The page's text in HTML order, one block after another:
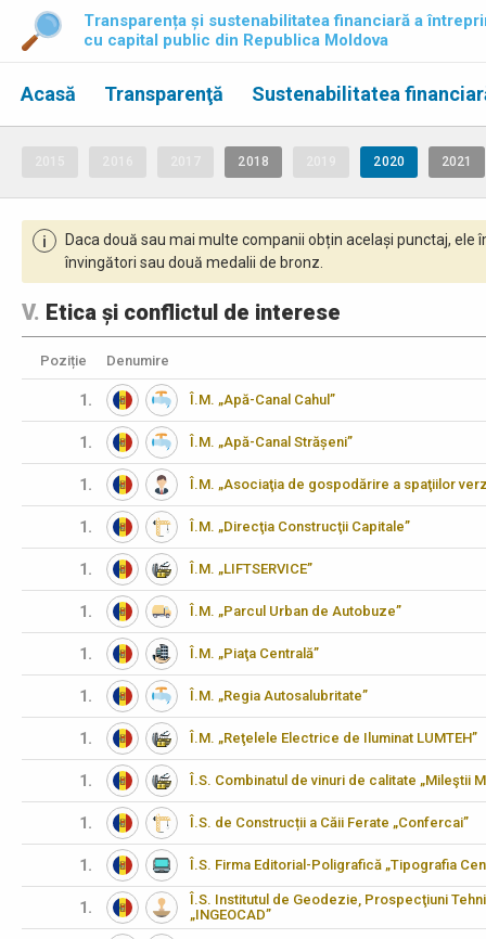
Transparența și sustenabilitatea financiară a
cu capital public din Republica Moldova
Acasă Transparenţă Sustenabilitatea
2018 2020 2021
i
Daca două sau mai multe companii obțin același punctaj,
învingători sau două medalii de bronz.
V. Etica și conflictul de interese
Poziție Denumire
1. Î.M. „Apă-Canal Cahul”
1. Î.M. „Apă-Canal Strășeni”
1. Î.M. „Asociaţia de gospodărire a spaţiilor
1. Î.M. „Direcţia Construcţii Capitale”
1. Î.M. „LIFTSERVICE”
1. Î.M. „Parcul Urban de Autobuze”
1. Î.M. „Piaţa Centrală”
1. Î.M. „Regia Autosalubritate”
1. Î.M. „Reţelele Electrice de Iluminat LUMTEH”
1. Î.S. Combinatul de vinuri de calitate „Mileştii
1. Î.S. de Construcții a Căii Ferate „Confercai”
1. Î.S. Firma Editorial-Poligrafică „Tipografia
1.
Î.S. Institutul de Geodezie, Prospecţiuni
„INGEOCAD”